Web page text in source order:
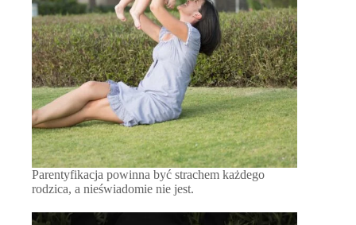
Parentyfikacja powinna być strachem każdego
rodzica, a nieświadomie nie jest.